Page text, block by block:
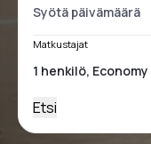
Matkustajat
Etsi